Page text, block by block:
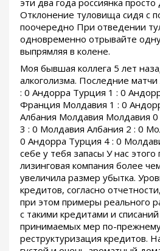
эти два года россиянка
Отклонение туловища сидя с
поочередно При отведении
одновременно отрывайте
выпрямляя в колене.
Моя бывшая коллега 5 лет
алкоголизма. Последние
: 0 Андорра Турция 1 : 0
Франция Молдавия 1 : 0
Албания Молдавия Молдавия
3 : 0 Молдавия Албания 2 : 0
0 Андорра Турция 4 : 0
себе у тебя запасы У нас этого
лизинговая компания более
увеличила размер убытка.
кредитов, согласно
при этом примеры реального
с такими кредитами и
принимаемых мер по-
реструктуризация кредитов.